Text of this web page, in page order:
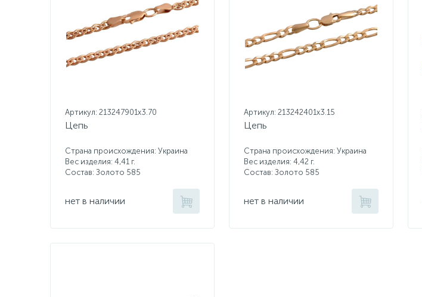
Артикул: 213247901x3.70
Цепь
Страна происхождения: Украина
Вес изделия: 4,41 г.
Состав: Золото 585
нет в наличии
Артикул: 213242401x3.15
Цепь
Страна происхождения: Украина
Вес изделия: 4,42 г.
Состав: Золото 585
нет в наличии